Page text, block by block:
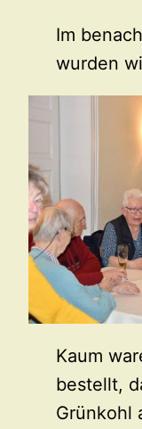
Im
wurden
Kaum
bestellt,
Grünkohl